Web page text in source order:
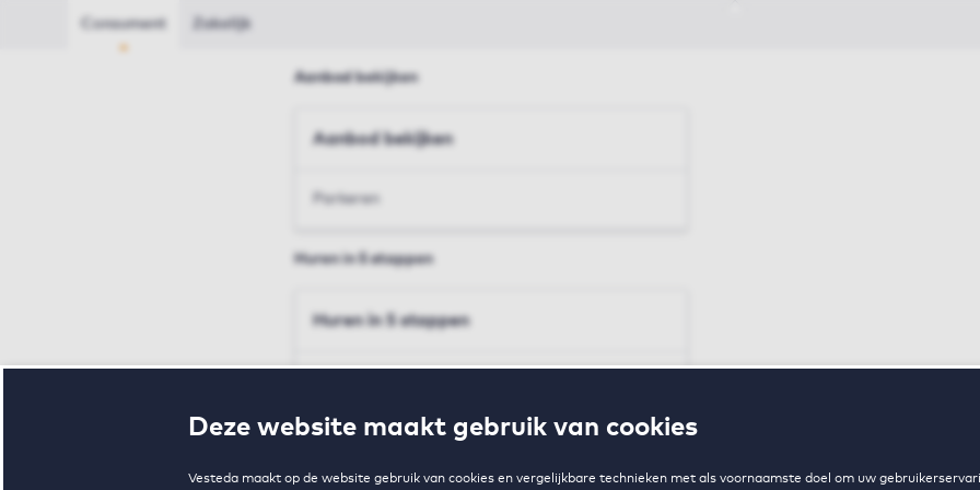
Deze website maakt gebruik van cookies
Vesteda maakt op de website gebruik van cookies en vergelijkbare technieken met als voornaamste doel om uw
Consument Zakelijk
Aanbod bekijken
Aanbod bekijken
Parkeren
Huren in 5 stappen
Huren in 5 stappen
Voorwaarden en toewijzing